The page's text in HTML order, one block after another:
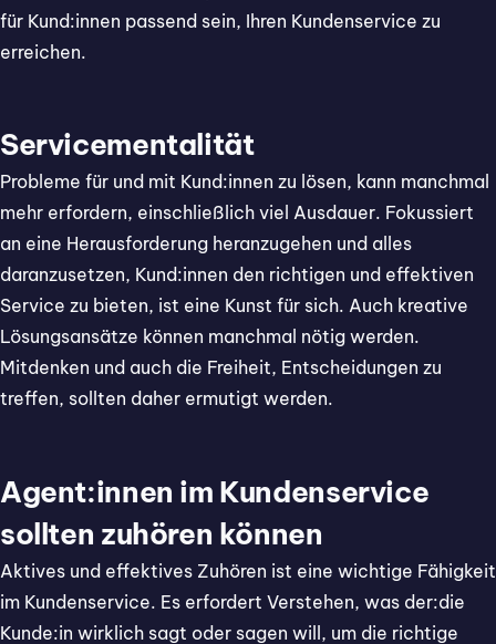
für Kund:innen passend sein, Ihren Kundenservice zu
erreichen.
Servicementalität
Probleme für und mit Kund:innen zu lösen, kann manchmal
mehr erfordern, einschließlich viel Ausdauer. Fokussiert
an eine Herausforderung heranzugehen und alles
daranzusetzen, Kund:innen den richtigen und effektiven
Service zu bieten, ist eine Kunst für sich. Auch kreative
Lösungsansätze können manchmal nötig werden.
Mitdenken und auch die Freiheit, Entscheidungen zu
treffen, sollten daher ermutigt werden.
Agent:innen im Kundenservice
sollten zuhören können
Aktives und effektives Zuhören ist eine wichtige Fähigkeit
im Kundenservice. Es erfordert Verstehen, was der:die
Kunde:in wirklich sagt oder sagen will, um die richtige